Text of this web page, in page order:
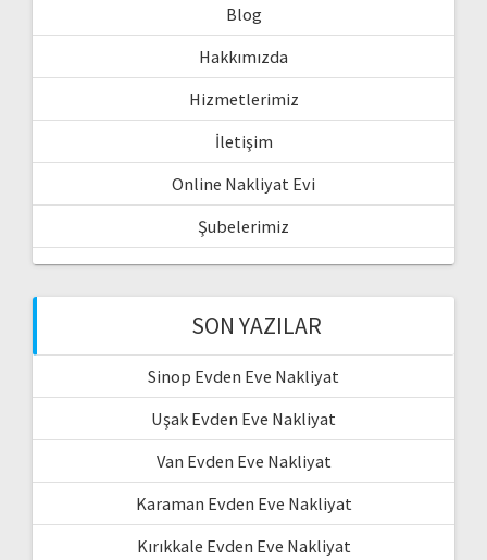
Blog
Hakkımızda
Hizmetlerimiz
İletişim
Online Nakliyat Evi
Şubelerimiz
SON YAZILAR
Sinop Evden Eve Nakliyat
Uşak Evden Eve Nakliyat
Van Evden Eve Nakliyat
Karaman Evden Eve Nakliyat
Kırıkkale Evden Eve Nakliyat